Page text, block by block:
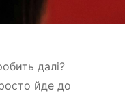
далі?
йде до